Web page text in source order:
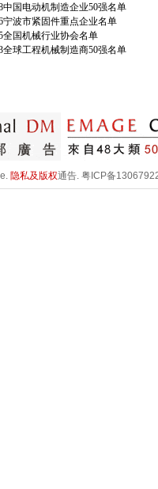
中国电动机制造企业50强名单
宁波市紧固件重点企业名单
全国机械行业协会名单
全球工程机械制造商50强名单
隐私及版权通告. 粤ICP备